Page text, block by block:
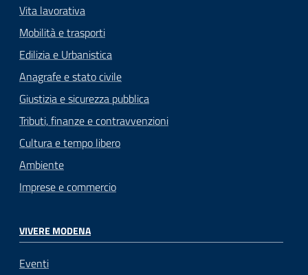
Vita lavorativa
Mobilità e trasporti
Edilizia e Urbanistica
Anagrafe e stato civile
Giustizia e sicurezza pubblica
Tributi, finanze e contravvenzioni
Cultura e tempo libero
Ambiente
Imprese e commercio
VIVERE MODENA
Eventi